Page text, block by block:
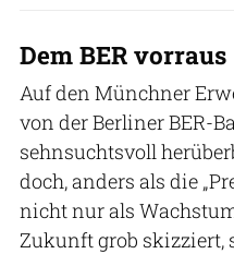
Dem BER vorraus
Auf den Münchner
von der Berliner BER-
sehnsuchtsvoll
doch, anders als die
nicht nur als
Zukunft grob skizziert,